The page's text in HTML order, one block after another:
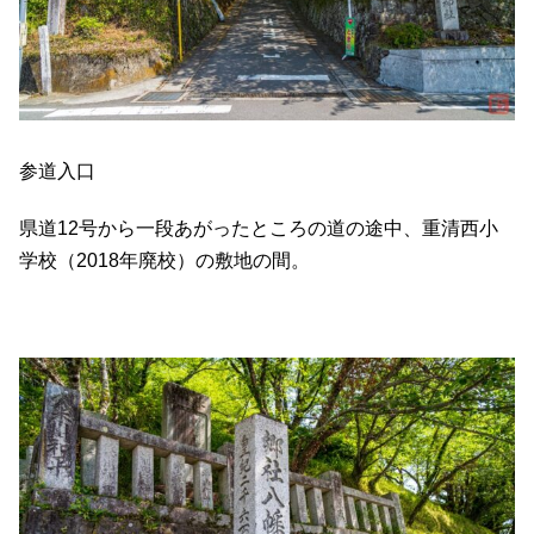
参道入口
県道12号から一段あがったところの道の途中、重清西小
学校（2018年廃校）の敷地の間。